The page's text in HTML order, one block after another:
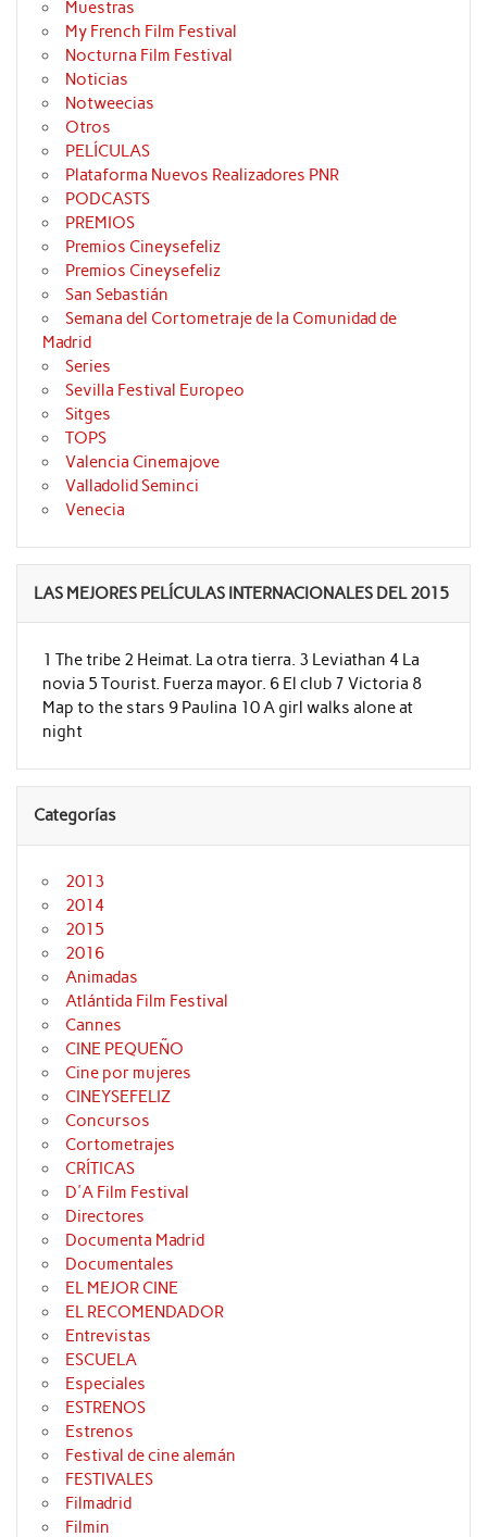
Muestras
My French Film Festival
Nocturna Film Festival
Noticias
Notweecias
Otros
PELÍCULAS
Plataforma Nuevos Realizadores PNR
PODCASTS
PREMIOS
Premios Cineysefeliz
Premios Cineysefeliz
San Sebastián
Semana del Cortometraje de la Comunidad de
Madrid
Series
Sevilla Festival Europeo
Sitges
TOPS
Valencia Cinemajove
Valladolid Seminci
Venecia
LAS MEJORES PELÍCULAS INTERNACIONALES DEL 2015
1 The tribe 2 Heimat. La otra tierra. 3 Leviathan 4 La
novia 5 Tourist. Fuerza mayor. 6 El club 7 Victoria 8
Map to the stars 9 Paulina 10 A girl walks alone at
night
Categorías
2013
2014
2015
2016
Animadas
Atlántida Film Festival
Cannes
CINE PEQUEÑO
Cine por mujeres
CINEYSEFELIZ
Concursos
Cortometrajes
CRÍTICAS
D'A Film Festival
Directores
Documenta Madrid
Documentales
EL MEJOR CINE
EL RECOMENDADOR
Entrevistas
ESCUELA
Especiales
ESTRENOS
Estrenos
Festival de cine alemán
FESTIVALES
Filmadrid
Filmin